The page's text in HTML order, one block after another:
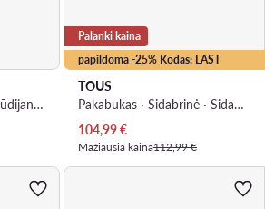
Auskarai · Rožinė · Nerūdijantis plienas
papildoma -25% Kodas: LAST
Palanki kaina
TOUS
Pakabukas · Sidabrinė · Sidabras
Dabartinė kaina
104,99€
Mažiausia kaina112,99 €